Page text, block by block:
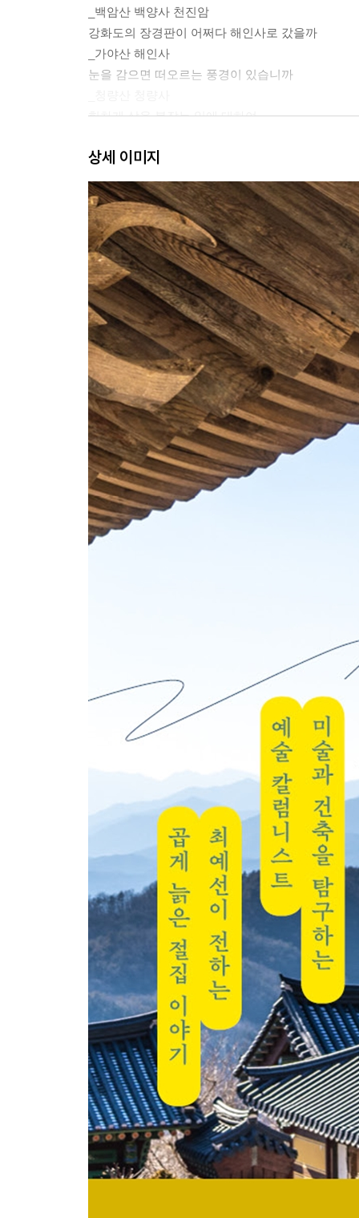
_백암산 백양사 천진암
강화도의 장경판이 어쩌다 해인사로 갔을까
_가야산 해인사
눈을 감으면 떠오르는 풍경이 있습니까
힘차게 삶을 붙잡는 일에 대하여
오랫동안 서쪽 하늘을 바라보았다
_달마산 미황사 도솔암
2부. 친견 - 깊이 바라보는 마음
親見. 친히 보고 직접 보는 것. 마음을 다해 바라본
곱게 늙은 절집이 품은 장엄한 두 세계
_천등산 봉정사, 도산서원
끽다거, 차 한잔 들고 가시게
_만덕산 백련사, 두륜산 대흥사 일지암
끝없이 방랑하는 도시
_경주 폐사지 산책
할매 부처가 부르는 노래
_경주 남산 순례
부처님 진신사리를 모신 곳, 적멸보궁에 오르다
_영축산 통도사
어디로든 가게 되고, 누구라도 만나게 된다
_통도사 암자 순례
_영귀산 운주사
정조와 김홍도, 사찰을 짓다
_화산 용주사
죽을힘을 다해 자신의 길을 찾고 있는 그대에게
그럼에도, 멈추지 않는 사람으로 산다는 것
_삼각산 길상사
부록. 절집에 가면 만나는 것들
상세 이미지